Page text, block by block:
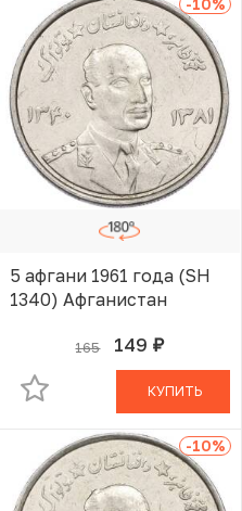
5 афгани 1961 года (SH
1340) Афганистан
165 149 руб.
В КОРЗИНЕ
КУПИТЬ
-10%